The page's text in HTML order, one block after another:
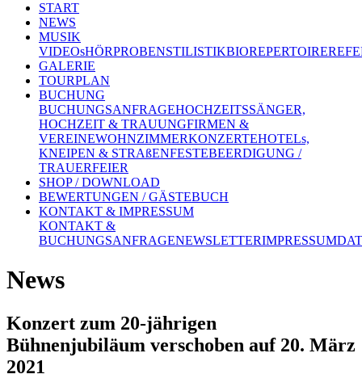
START
NEWS
MUSIK
VIDEOsHÖRPROBENSTILISTIKBIOREPERTOIRE
GALERIE
TOURPLAN
BUCHUNG
BUCHUNGSANFRAGEHOCHZEITSSÄNGER,
HOCHZEIT & TRAUUNGFIRMEN &
VEREINEWOHNZIMMERKONZERTEHOTELs,
KNEIPEN & STRAßENFESTEBEERDIGUNG /
TRAUERFEIER
SHOP / DOWNLOAD
BEWERTUNGEN / GÄSTEBUCH
KONTAKT & IMPRESSUM
KONTAKT &
BUCHUNGSANFRAGENEWSLETTERIMPRESSUM
News
Konzert zum 20-jährigen
Bühnenjubiläum verschoben auf 20. März
2021